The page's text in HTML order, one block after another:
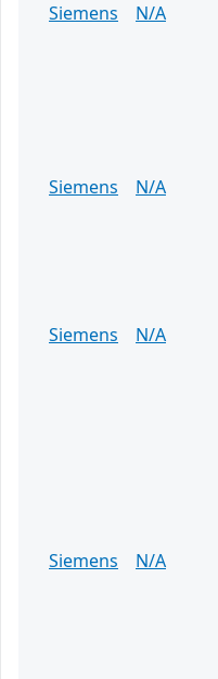
Siemens
N/A
Siemens
N/A
Siemens
N/A
Siemens
N/A